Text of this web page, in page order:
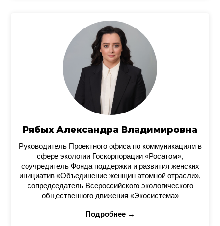
Рябых Александра Владимировна
Руководитель Проектного офиса по коммуникациям в
сфере экологии Госкорпорации «Росатом»,
соучредитель Фонда поддержки и развития женских
инициатив «Объединение женщин атомной отрасли»,
сопредседатель Всероссийского экологического
общественного движения «Экосистема»
Подробнее →